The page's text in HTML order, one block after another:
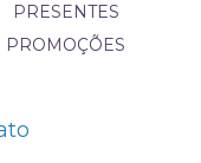
PRESENTES
PROMOÇÕES